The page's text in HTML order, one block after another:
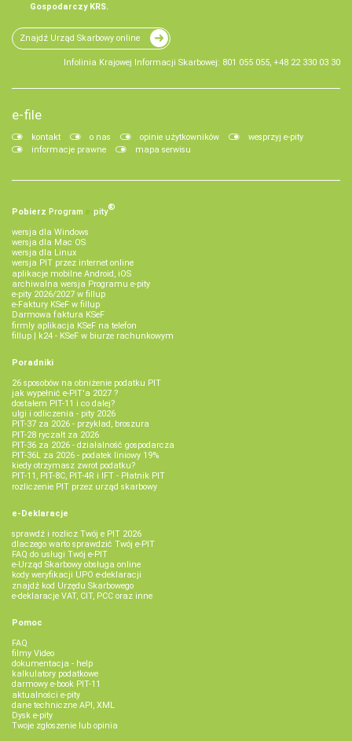
Gospodarczy KRS.
Znajdź Urząd Skarbowy online
Infolinia Krajowej Informacji Skarbowej: 801 055 055, +48 22 330 03 30
e-file
kontakt o nas opinie użytkowników
wesprzyj e-pity
informacje prawne
mapa serwisu
Pobierz Program e‑pity®
wersja dla Windows
wersja dla Mac OS
wersja dla Linux
wersja PIT przez internet online
aplikacje mobilne Android, iOS
archiwalna wersja Programu e-pity
e-pity 2026/2027 w fillup
e‑Faktury KSeF w fillup
Darmowa faktura KSeF
firmly aplikacja KSeF na telefon
fillup | k24 - KSeF w biurze rachunkowym
Poradniki
26 sposobów na obniżenie podatku PIT
jak wypełnić e-PIT'a 2027 ?
dostałem PIT-11 i co dalej?
ulgi i odliczenia - pity 2026
PIT-37 za 2026 - przykład, broszura
PIT-28 ryczałt za 2026
PIT-36 za 2026 - działalność gospodarcza
PIT-36L za 2026 - podatek liniowy 19%
kiedy otrzymasz zwrot podatku?
PIT-11, PIT-8C, PIT-4R i IFT - Płatnik PIT
rozliczenie PIT przez urząd skarbowy
e-Deklaracje
sprawdź i rozlicz Twój e PIT 2026
dlaczego warto sprawdzić Twój e-PIT
FAQ do usługi Twój e-PIT
e-Urząd Skarbowy obsługa online
kody weryfikacji UPO e-deklaracji
znajdź kod Urzędu Skarbowego
e-deklaracje VAT, CIT, PCC oraz inne
Pomoc
FAQ
filmy Video
dokumentacja - help
kalkulatory podatkowe
darmowy e-book PIT-11
aktualności e-pity
dane techniczne API, XML
Dysk e-pity
Twoje zgłoszenie lub opinia